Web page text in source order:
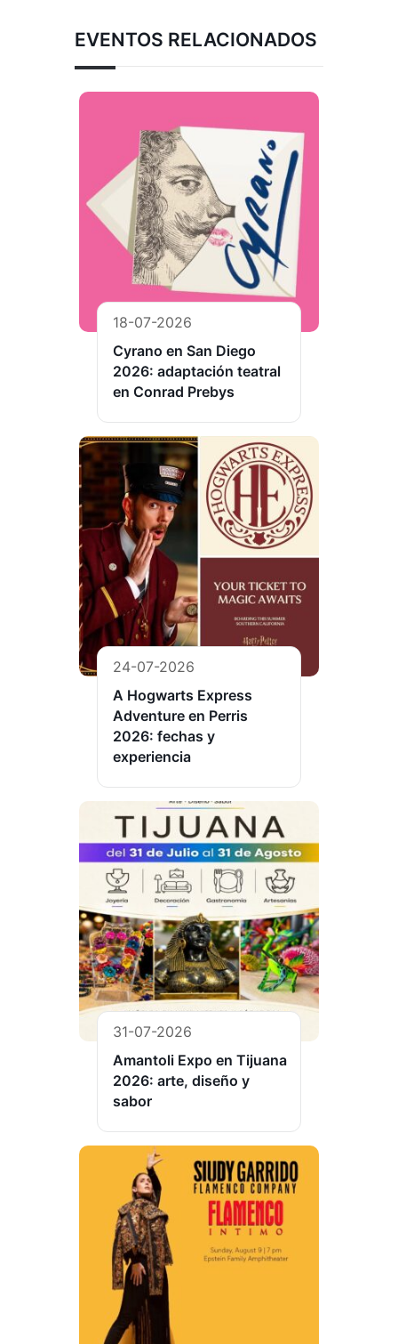
EVENTOS RELACIONADOS
18-07-2026
Cyrano en San Diego
2026: adaptación teatral
en Conrad Prebys
24-07-2026
A Hogwarts Express
Adventure en Perris
2026: fechas y
experiencia
31-07-2026
Amantoli Expo en Tijuana
2026: arte, diseño y
sabor